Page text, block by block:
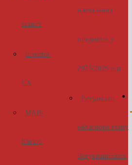
захист
Inventor
UA
МАН-
Юніор
навчальних
предметів у
2025/2026 н.р
Результати
обласного етапу
Всеукраїнських